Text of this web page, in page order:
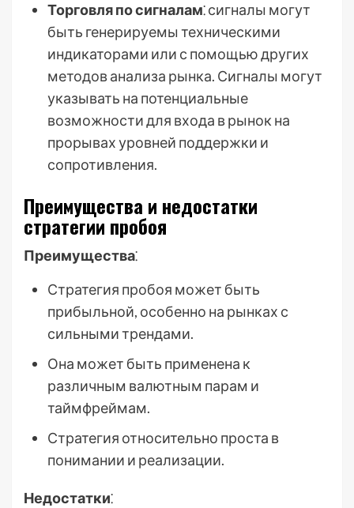
Торговля по сигналам⁚ сигналы могут
быть генерируемы техническими
индикаторами или с помощью других
методов анализа рынка. Сигналы могут
указывать на потенциальные
возможности для входа в рынок на
прорывах уровней поддержки и
сопротивления.
Преимущества и недостатки
стратегии пробоя
Преимущества⁚
Стратегия пробоя может быть
прибыльной, особенно на рынках с
сильными трендами.
Она может быть применена к
различным валютным парам и
таймфреймам.
Стратегия относительно проста в
понимании и реализации.
Недостатки⁚